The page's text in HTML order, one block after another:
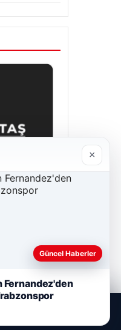
×
Güncel Haberler
Fernandez'den